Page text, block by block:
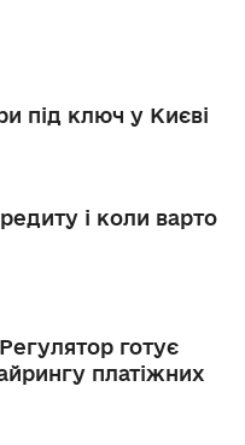
під ключ у Києві
і коли варто
готує
платіжних